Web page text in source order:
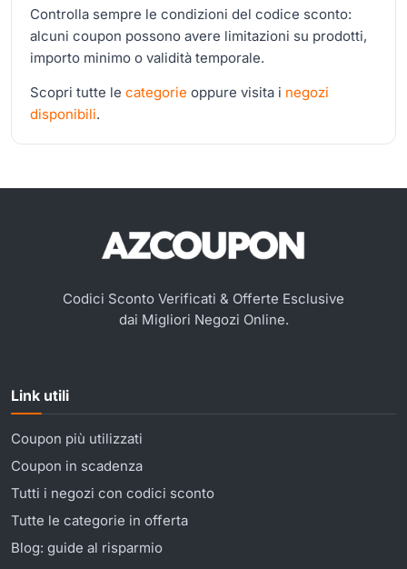
Controlla sempre le condizioni del codice sconto:
alcuni coupon possono avere limitazioni su prodotti,
importo minimo o validità temporale.
Scopri tutte le categorie oppure visita i negozi
disponibili.
Codici Sconto Verificati & Offerte Esclusive
dai Migliori Negozi Online.
Link utili
Coupon più utilizzati
Coupon in scadenza
Tutti i negozi con codici sconto
Tutte le categorie in offerta
Blog: guide al risparmio